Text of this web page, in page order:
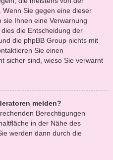
Sie gegen eine dieser
Ihnen eine Verwarnung
die Entscheidung der
die phpBB Group nichts mit
Sie einen
sicher sind, wieso Sie verwarnt
melden?
Berechtigungen
in der Nähe des
werden dann durch die